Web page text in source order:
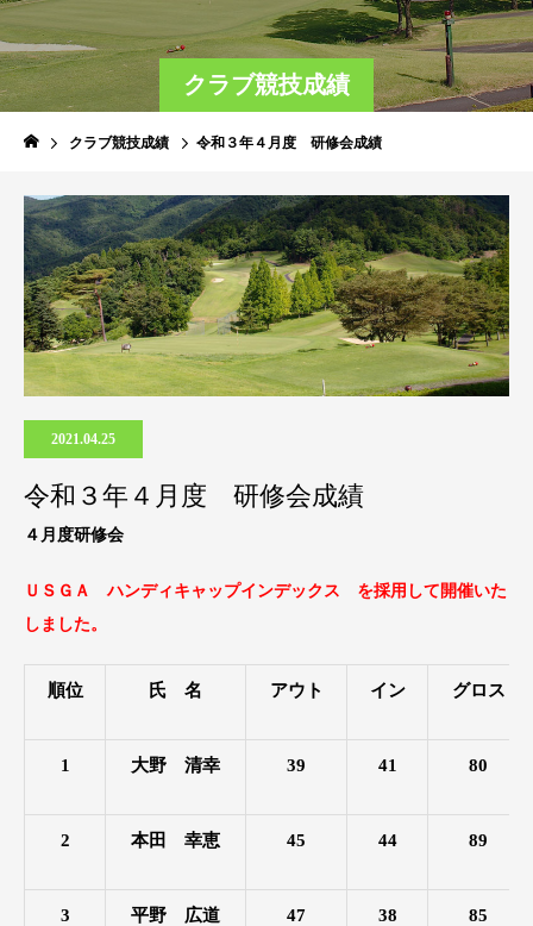
クラブ競技成績
クラブ競技成績 令和３年４月度 研修会成績
2021.04.25
令和３年４月度 研修会成績
４月度研修会
ＵＳＧＡ ハンディキャップインデックス を採用して開催いた
しました。
順位 氏 名 アウト イン グロス
1 大野 清幸 39 41 80
2 本田 幸恵 45 44 89
3 平野 広道 47 38 85